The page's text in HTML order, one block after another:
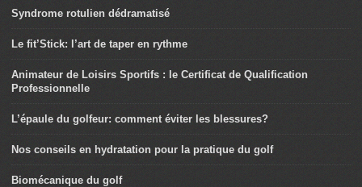
Syndrome rotulien dédramatisé
Le fit’Stick: l’art de taper en rythme
Animateur de Loisirs Sportifs : le Certificat de Qualification
Professionnelle
L’épaule du golfeur: comment éviter les blessures?
Nos conseils en hydratation pour la pratique du golf
Biomécanique du golf